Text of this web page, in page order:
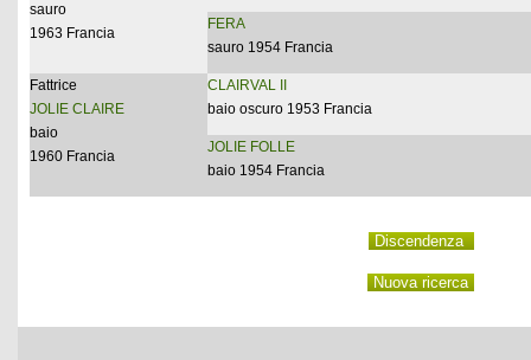
sauro
1963 Francia
FERA
sauro 1954 Francia
Fattrice
JOLIE CLAIRE
baio
1960 Francia
CLAIRVAL II
baio oscuro 1953 Francia
JOLIE FOLLE
baio 1954 Francia